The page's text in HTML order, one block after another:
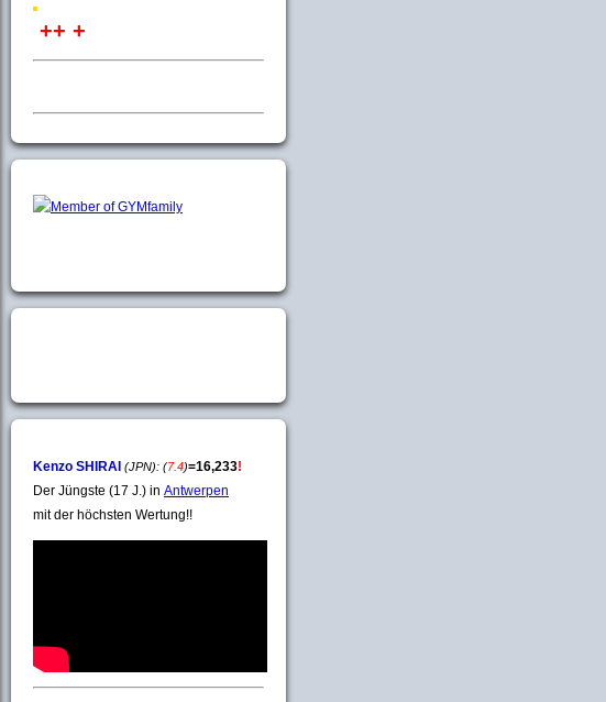
++ +
Kenzo SHIRAI (JPN): (7.4)=16,233!
Der Jüngste (17 J.) in Antwerpen
mit der höchsten Wertung!!